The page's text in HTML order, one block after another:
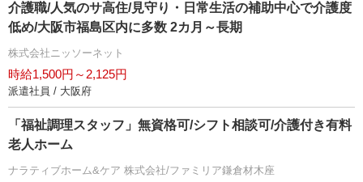
介護職/人気のサ高住/見守り・日常生活の補助中心で介護度
低め/大阪市福島区内に多数 2カ月～長期
株式会社ニッソーネット
時給1,500円～2,125円
派遣社員 / 大阪府
「福祉調理スタッフ」無資格可/シフト相談可/介護付き有料
老人ホーム
ナラティブホーム&ケア 株式会社/ファミリア鎌倉材木座